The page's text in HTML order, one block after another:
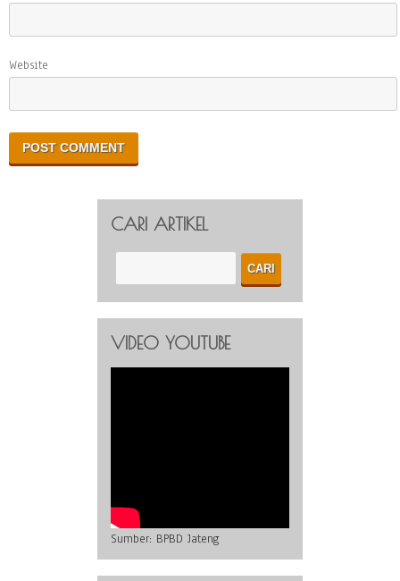
Website
CARI ARTIKEL
VIDEO YOUTUBE
Sumber: BPBD Jateng